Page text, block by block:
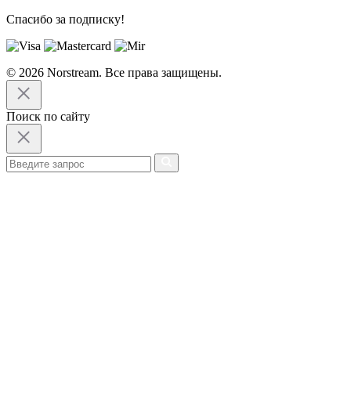
Спасибо за подписку!
© 2026 Norstream. Все права защищены.
Поиск по сайту